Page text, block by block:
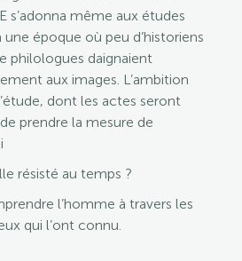
s’adonna même aux études
époque où peu d’historiens
philologues daignaient
aux images. L’ambition
dont les actes seront
prendre la mesure de
résisté au temps ?
l’homme à travers les
qui l’ont connu.